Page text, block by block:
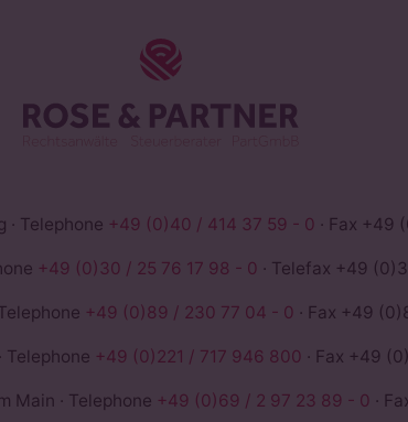
· Telephone +49 (0)40 / 414 37 59 - 0 · Fax +49
+49 (0)30 / 25 76 17 98 - 0 · Telefax +49
+49 (0)89 / 230 77 04 - 0 · Fax +49
Telephone +49 (0)221 / 717 946 800 · Fax +49
Main · Telephone +49 (0)69 / 2 97 23 89 - 0 ·